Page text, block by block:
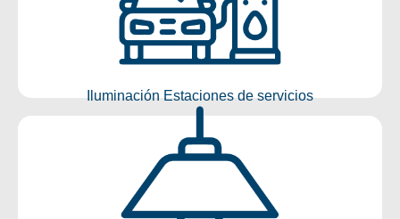
Iluminación Estaciones de servicios
Conocer más
Iluminación Decorativa